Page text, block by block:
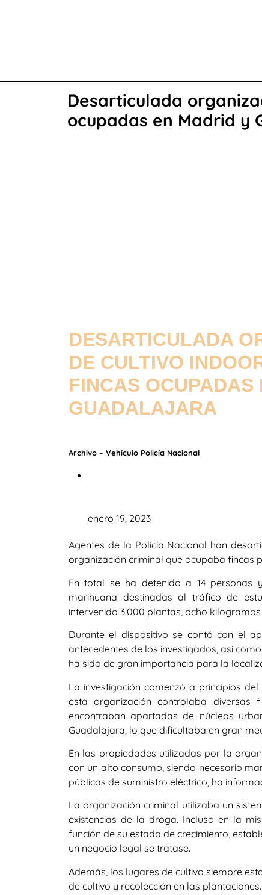
Desarticulada
ocupadas en Madrid y
DESARTICULADA
DE CULTIVO
FINCAS OCUPADAS
GUADALAJARA
Archivo – Vehículo Policía Nacional
enero 19, 2023
Agentes de la Policía Nacional han
organización criminal que ocupaba fincas
En total se ha detenido a 14 personas
marihuana destinadas al tráfico de
intervenido 3.000 plantas, ocho
Durante el dispositivo se contó con el
antecedentes de los investigados, así
ha sido de gran importancia para la
La investigación comenzó a principios
esta organización controlaba diversas
encontraban apartadas de núcleos
Guadalajara, lo que dificultaba en gran
En las propiedades utilizadas por la
con un alto consumo, siendo necesario
públicas de suministro eléctrico, ha
La organización criminal utilizaba un
existencias de la droga. Incluso en la
función de su estado de crecimiento,
un negocio legal se tratase.
Además, los lugares de cultivo siempre
de cultivo y recolección en las plantaciones.